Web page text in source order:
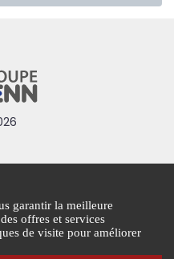
garantir la meilleure
offres et services
de visite pour améliorer